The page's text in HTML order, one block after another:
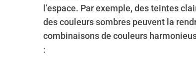
l’espace. Par exemple, des teintes
des couleurs sombres peuvent la
combinaisons de couleurs
:
o
r
: